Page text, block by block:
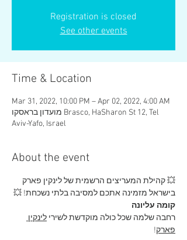
Registration is closed
See other events
Time & Location
Mar 31, 2022, 10:00 PM – Apr 02, 2022, 4:00 AM
Aviv-Yafo, Israel
About the event
💥 קהילת המעריצים הרשמית של לינקין פארק
בישראל מזמינה אתכם למסיבה בלתי נשכחת! 💥
קומה עליונה
רחבה שלמה שכל כולה מוקדשת לשירי לינקין
פארק!